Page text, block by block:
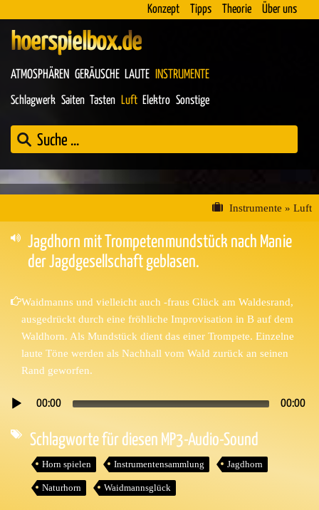
Konzept Tipps Theorie Über uns
hoerspielbox.de
ATMOSPHÄREN GERÄUSCHE LAUTE INSTRUMENTE
Schlagwerk Saiten Tasten Luft Elektro Sonstige
Instrumente » Luft
Jagdhorn mit Trompetenmundstück nach Manie
der Jagdgesellschaft geblasen.
Waidmanns und vielleicht auch -fraus Glück am Waldesrand,
ausgedrückt durch eine fröhliche Improvisation in B auf dem
Waldhorn. Als Mundstück dient das einer Trompete. Einzelne
laute Töne werden als Nachhall vom Wald zurück an seinen
Rand geworfen.
Audio-
00:00 00:00
Schlagworte für diesen MP3-Audio-Sound
Horn spielen Instrumentensammlung Jagdhorn
Naturhorn Waidmannsglück